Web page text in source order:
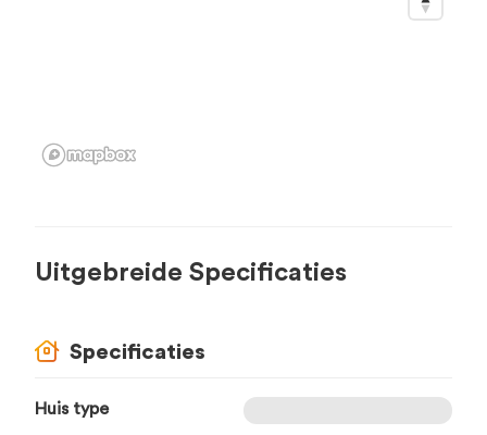
Uitgebreide Specificaties
Specificaties
Huis type